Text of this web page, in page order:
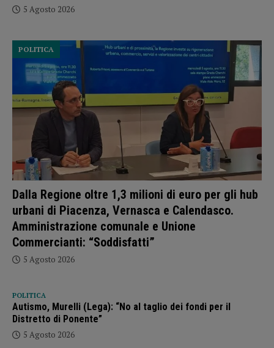
5 Agosto 2026
Dalla Regione oltre 1,3 milioni di euro per gli hub
urbani di Piacenza, Vernasca e Calendasco.
Amministrazione comunale e Unione
Commercianti: “Soddisfatti”
POLITICA
5 Agosto 2026
POLITICA
Autismo, Murelli (Lega): “No al taglio dei fondi per il
Distretto di Ponente”
5 Agosto 2026